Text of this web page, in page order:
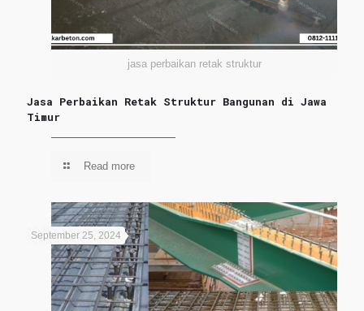
jasa perbaikan retak struktur
Jasa Perbaikan Retak Struktur Bangunan di Jawa
Timur
Read more
September 25, 2024